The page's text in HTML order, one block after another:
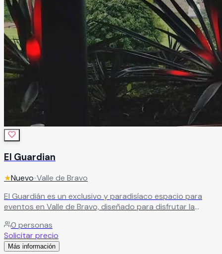
El Guardian
★Nuevo•Valle de Bravo
El Guardián es un exclusivo y paradisíaco espacio para
eventos en Valle de Bravo, diseñado para disfrutar la
naturaleza. Este hermoso recinto ofrece el escenario ideal
para bodas, aniversarios, graduaciones, eventos
corporativos y celebraciones sociales especiales, rodeado
0 personas
Solicitar precio
Más información